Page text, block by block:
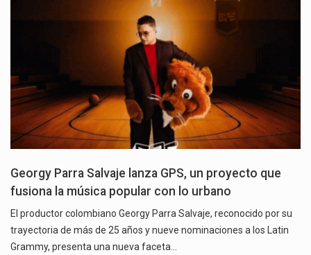
Georgy Parra Salvaje lanza GPS, un proyecto que
fusiona la música popular con lo urbano
El productor colombiano Georgy Parra Salvaje, reconocido por su
trayectoria de más de 25 años y nueve nominaciones a los Latin
Grammy, presenta una nueva faceta…